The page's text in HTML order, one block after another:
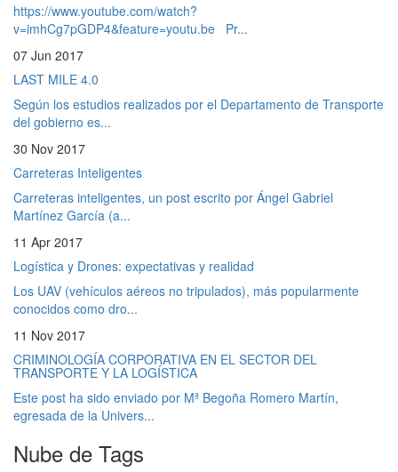
https://www.youtube.com/watch?
v=imhCg7pGDP4&feature=youtu.be Pr...
07 Jun 2017
LAST MILE 4.0
Según los estudios realizados por el Departamento de Transporte
del gobierno es...
30 Nov 2017
Carreteras Inteligentes
Carreteras inteligentes, un post escrito por Ángel Gabriel
Martínez García (a...
11 Apr 2017
Logística y Drones: expectativas y realidad
Los UAV (vehículos aéreos no tripulados), más popularmente
conocidos como dro...
11 Nov 2017
CRIMINOLOGÍA CORPORATIVA EN EL SECTOR DEL
TRANSPORTE Y LA LOGÍSTICA
Este post ha sido enviado por Mª Begoña Romero Martín,
egresada de la Univers...
Nube de Tags